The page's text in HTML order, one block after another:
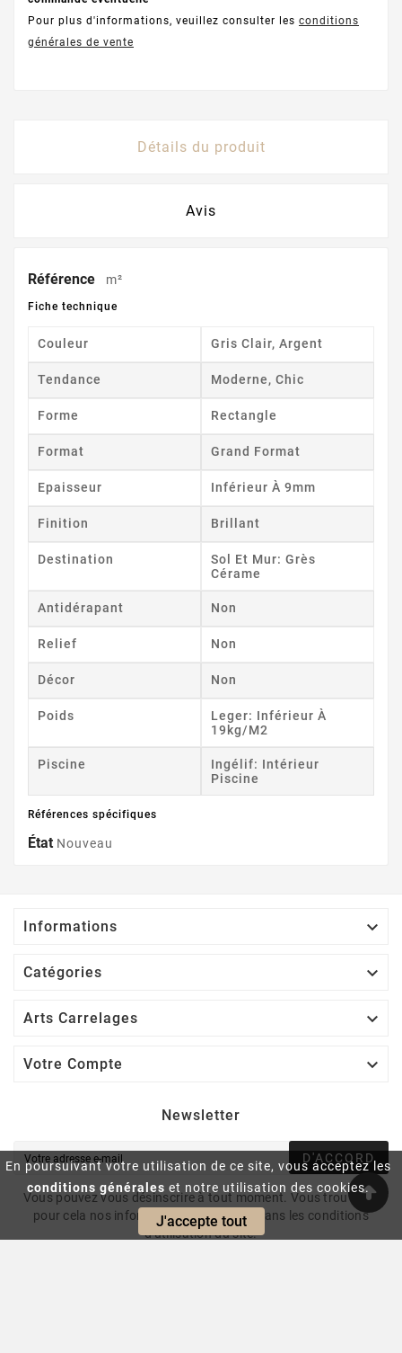
En poursuivant votre utilisation de ce site, vous acceptez les
conditions générales et notre utilisation des cookies.
J'accepte tout
Pour plus d'informations, veuillez consulter les conditions
générales de vente
Détails du produit
Avis
Référence m²
Fiche technique
Couleur Gris Clair, Argent
Tendance Moderne, Chic
Forme Rectangle
Format Grand Format
Epaisseur Inférieur À 9mm
Finition Brillant
Destination
Sol Et Mur: Grès
Cérame
Antidérapant Non
Relief Non
Décor Non
Poids
Leger: Inférieur À
19kg/m2
Piscine
Ingélif: Intérieur
Piscine
Références spécifiques
État Nouveau
Informations 
Catégories 
Arts Carrelages 
Votre Compte 
Newsletter
D'ACCORD
Vous pouvez vous désinscrire à tout moment. Vous trouverez
pour cela nos informations de contact dans les conditions
d'utilisation du site.